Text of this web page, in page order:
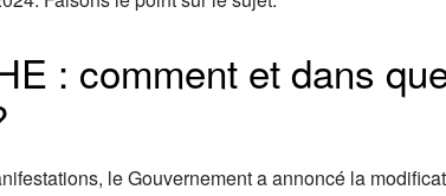
: comment et dans
le Gouvernement a annoncé la